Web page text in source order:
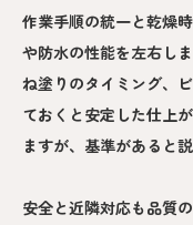
作業手順の統一と乾燥
や防水の性能を左右し
ね塗りのタイミング、
ておくと安定した仕上
ますが、基準があると
安全と近隣対応も品質